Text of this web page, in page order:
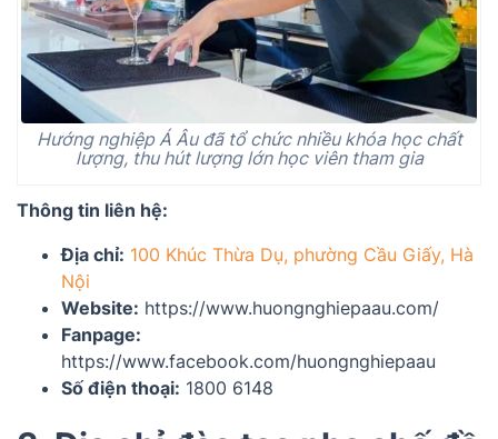
Hướng nghiệp Á Âu đã tổ chức nhiều khóa học chất
lượng, thu hút lượng lớn học viên tham gia
Thông tin liên hệ:
Địa chỉ: 100 Khúc Thừa Dụ, phường Cầu Giấy, Hà
Nội
Website: https://www.huongnghiepaau.com/
Fanpage:
https://www.facebook.com/huongnghiepaau
Số điện thoại: 1800 6148